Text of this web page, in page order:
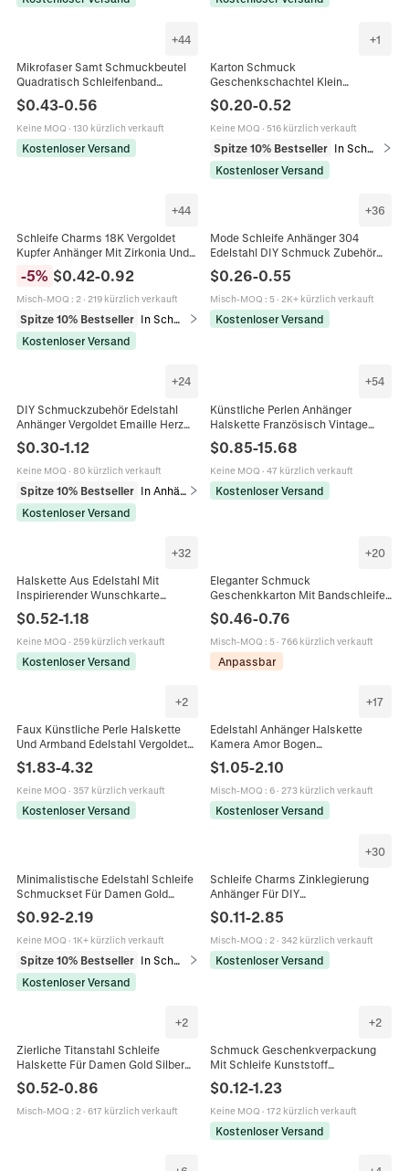
+44
Mikrofaser Samt Schmuckbeutel
Quadratisch Schleifenband
Schmucktasche Für Ring Halskette
Ohrringe Kleine
Geschenkverpackung Beutel
$0.43-0.56
Keine MOQ · 130 kürzlich verkauft
Kostenloser Versand
+1
Karton Schmuck
Geschenkschachtel Klein
Rechteckig Mit Schleife Und
Schwammeinsatz Für Ring Ohrring
Anhänger Halskette Aufbewahrung
$0.20-0.52
Keine MOQ · 516 kürzlich verkauft
Spitze 10% Bestseller
In Schmuckverpackung & Präsentation
Kostenloser Versand
+44
Schleife Charms 18K Vergoldet
Kupfer Anhänger Mit Zirkonia Und
Künstliche Perle Für Halskette
Ohrring DIY Schmuckherstellung
-5% $0.42-0.92
Misch-MOQ : 2· 219 kürzlich verkauft
Spitze 10% Bestseller
In Schmuckanhänger
Kostenloser Versand
+36
Mode Schleife Anhänger 304
Edelstahl DIY Schmuck Zubehör
Minimalistisch Für Halsketten
Herstellung
$0.26-0.55
Misch-MOQ : 5· 2K+ kürzlich verkauft
Kostenloser Versand
+24
DIY Schmuckzubehör Edelstahl
Anhänger Vergoldet Emaille Herz
Für Halsketten Damen
$0.30-1.12
Keine MOQ · 80 kürzlich verkauft
Spitze 10% Bestseller
Kostenloser Versand
+54
Künstliche Perlen Anhänger
Halskette Französisch Vintage
Zirkon Bogen Herz Elegant
Schlüsselbein Choker
$0.85-15.68
Keine MOQ · 47 kürzlich verkauft
Kostenloser Versand
+32
Halskette Aus Edelstahl Mit
Inspirierender Wunschkarte
Einhorn Herz Schleife Sonne
Schneeflocke Stern Texas Karte
Tier Charm Schmuck Für Damen
Geschenk
$0.52-1.18
Keine MOQ · 259 kürzlich verkauft
Kostenloser Versand
+20
Eleganter Schmuck
Geschenkkarton Mit Bandschleife
Klappdeckel Papier Pappe Für Ring
Halskette Ohrring Armband Uhr
Organizer
$0.46-0.76
Misch-MOQ : 5· 766 kürzlich verkauft
Anpassbar
+2
Faux Künstliche Perle Halskette
Und Armband Edelstahl Vergoldet
Muschel Seestern Schleife Herz
Anhänger OT Verschluss Schmuck
Damen
$1.83-4.32
Keine MOQ · 357 kürzlich verkauft
Kostenloser Versand
+17
Edelstahl Anhänger Halskette
Kamera Amor Bogen
Gamecontroller Sonne Mond
Himmlischer Schmuck Für Herren
Damen Vintage
$1.05-2.10
Misch-MOQ : 6· 273 kürzlich verkauft
Kostenloser Versand
Minimalistische Edelstahl Schleife
Schmuckset Für Damen Gold
Silber Vergoldet Halskette Und
Ohrringe Mode Zarte Schleifen
Schmuck
$0.92-2.19
Keine MOQ · 1K+ kürzlich verkauft
Spitze 10% Bestseller
In Schmucksets
Kostenloser Versand
+30
Schleife Charms Zinklegierung
Anhänger Für DIY
Schmuckherstellung Halsketten
Armbänder Ohrringe Basteln
Zubehör
$0.11-2.85
Misch-MOQ : 2· 342 kürzlich verkauft
Kostenloser Versand
+2
Zierliche Titanstahl Schleife
Halskette Für Damen Gold Silber
Perlenkette Süßer Eleganter
Anhänger Schmuck Ring Geschenk
$0.52-0.86
Misch-MOQ : 2· 617 kürzlich verkauft
+2
Schmuck Geschenkverpackung
Mit Schleife Kunststoff
Aufbewahrungsgehäuse Für Ring
Ohrring Halskette Inklusive
Poliertuch Einfach Elegant
$0.12-1.23
Keine MOQ · 172 kürzlich verkauft
Kostenloser Versand